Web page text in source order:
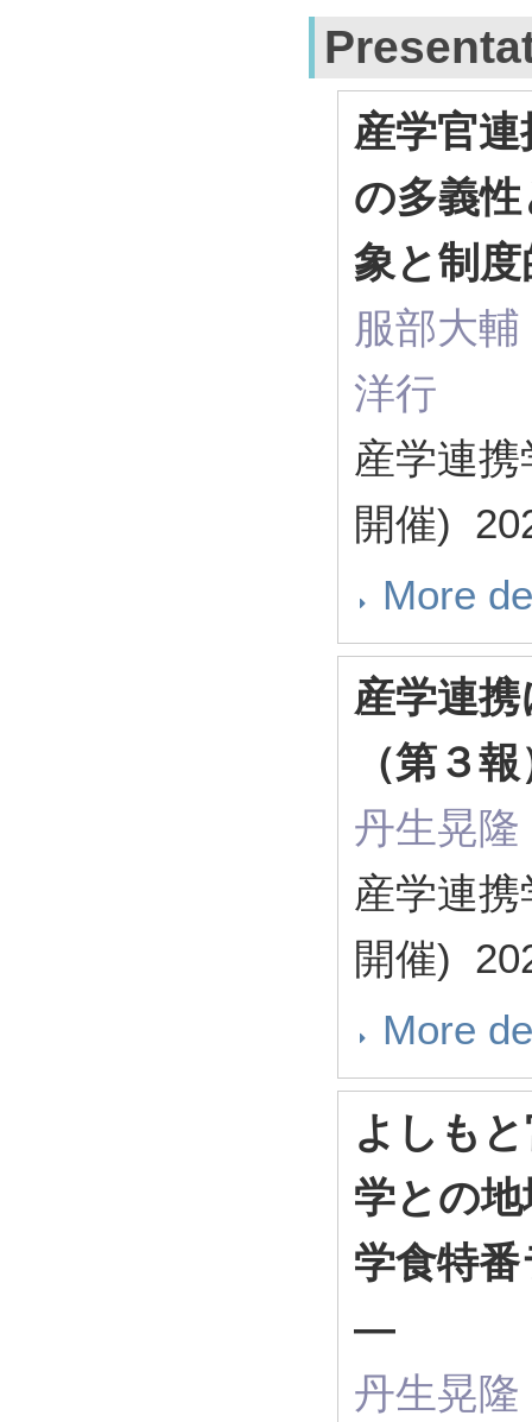
産学官
の多義
象と制
服部大
洋行
産学連
開催)
More
産学連
（第３
丹生晃
産学連
開催)
More
よしも
学との
学食特
―
丹生晃